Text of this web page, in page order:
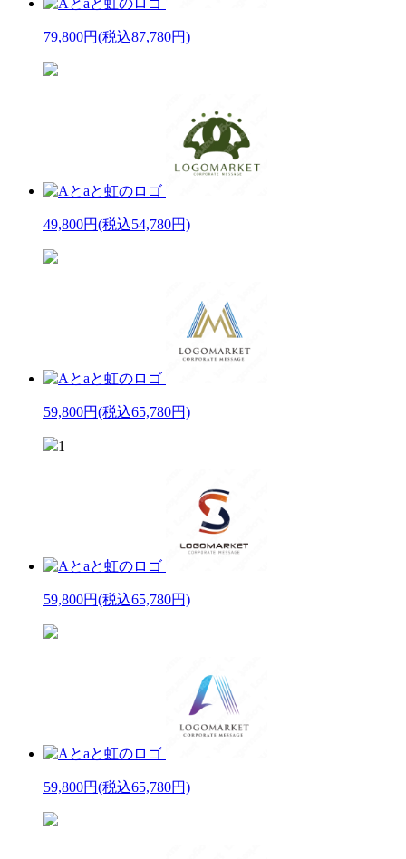
79,800円(税込87,780円)
49,800円(税込54,780円)
59,800円(税込65,780円)
1
59,800円(税込65,780円)
59,800円(税込65,780円)